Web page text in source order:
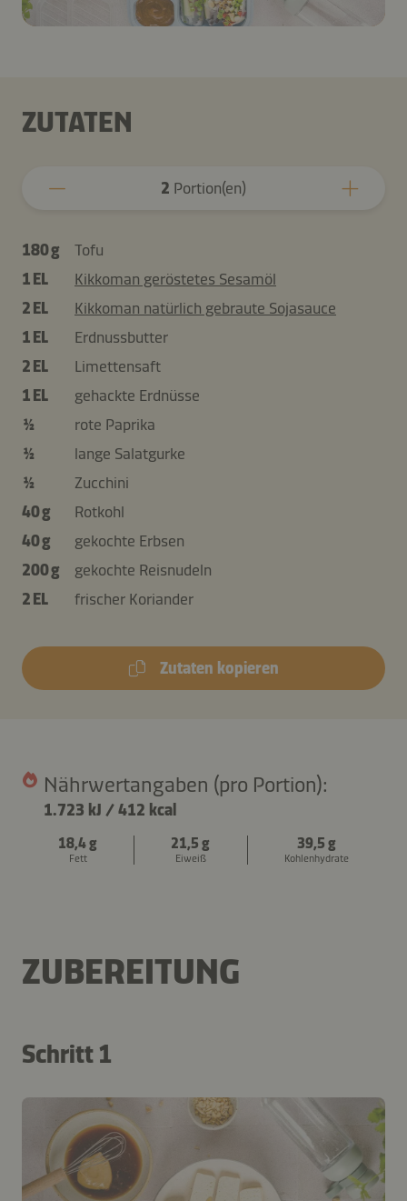
ZUTATEN
2 Portion(en)
180 g
Tofu
1 EL
Kikkoman geröstetes Sesamöl
2 EL
Kikkoman natürlich gebraute Sojasauce
1 EL
Erdnussbutter
2 EL
Limettensaft
1 EL
gehackte Erdnüsse
½
rote Paprika
½
lange Salatgurke
½
Zucchini
40 g
Rotkohl
40 g
gekochte Erbsen
200 g
gekochte Reisnudeln
2 EL
frischer Koriander
Zutaten kopieren
Nährwertangaben (pro Portion):
1.723 kJ /412 kcal
18,4 g
Fett
21,5 g
Eiweiß
39,5 g
Kohlenhydrate
ZUBEREITUNG
Schritt 1